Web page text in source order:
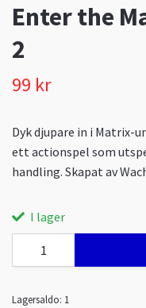
Enter the
2
99 kr
Dyk djupare in i Matrix-
ett actionspel som
handling. Skapat av
I lager
Lagersaldo: 1